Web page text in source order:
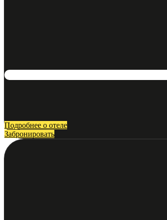
Подробнее о отеле
Забронировать